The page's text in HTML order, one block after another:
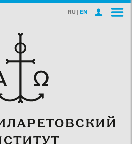
RU | EN